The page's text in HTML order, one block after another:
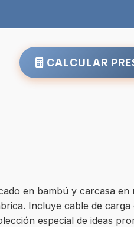
CALCULAR
en bambú y carcasa
Incluye cable de
especial de ideas